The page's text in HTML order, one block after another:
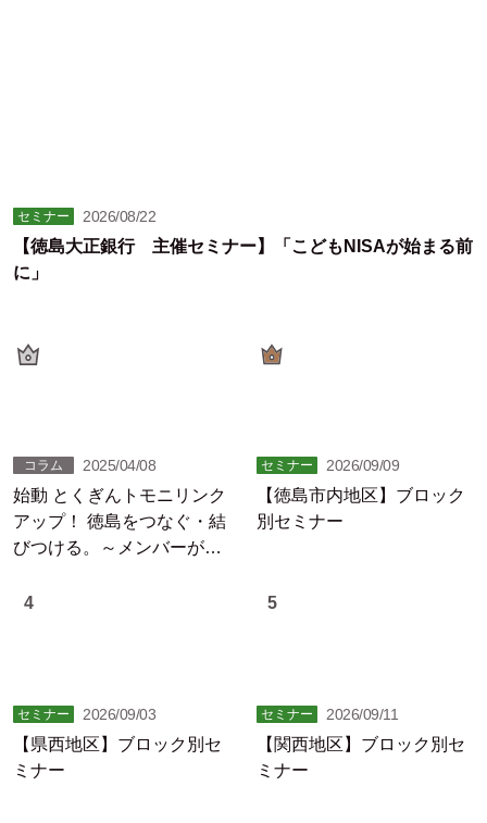
セミナー 2026/08/22
【徳島大正銀行 主催セミナー】「こどもNISAが始まる前
に」
コラム 2025/04/08
始動 とくぎんトモニリンク
アップ！ 徳島をつなぐ・結
びつける。～メンバーが躍
セミナー 2026/09/09
【徳島市内地区】ブロック
別セミナー
4
セミナー 2026/09/03
【県西地区】ブロック別セ
ミナー
5
セミナー 2026/09/11
【関西地区】ブロック別セ
ミナー